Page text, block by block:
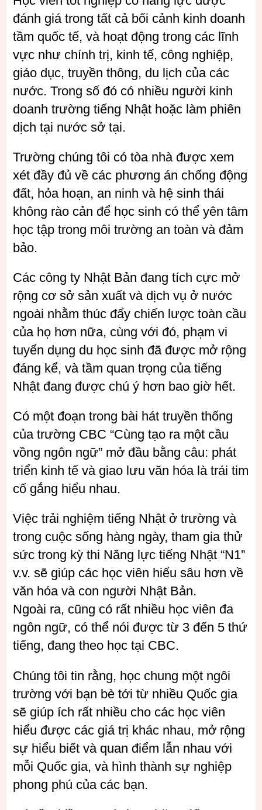
đánh giá trong tất cả bối cảnh kinh doanh
tầm quốc tế, và hoạt động trong các lĩnh
vực như chính trị, kinh tế, công nghiệp,
giáo dục, truyền thông, du lịch của các
nước. Trong số đó có nhiều người kinh
doanh trường tiếng Nhật hoặc làm phiên
dịch tại nước sở tại.
Trường chúng tôi có tòa nhà được xem
xét đầy đủ về các phương án chống động
đất, hỏa hoạn, an ninh và hệ sinh thái
không rào cản để học sinh có thể yên tâm
học tập trong môi trường an toàn và đảm
bảo.
Các công ty Nhật Bản đang tích cực mở
rộng cơ sở sản xuất và dịch vụ ở nước
ngoài nhằm thúc đẩy chiến lược toàn cầu
của họ hơn nữa, cùng với đó, phạm vi
tuyển dụng du học sinh đã được mở rộng
đáng kể, và tầm quan trọng của tiếng
Nhật đang được chú ý hơn bao giờ hết.
Có một đoạn trong bài hát truyền thống
của trường CBC “Cùng tạo ra một cầu
vồng ngôn ngữ” mở đầu bằng câu: phát
triển kinh tế và giao lưu văn hóa là trái tim
cố gắng hiểu nhau.
Việc trải nghiệm tiếng Nhật ở trường và
trong cuộc sống hàng ngày, tham gia thử
sức trong kỳ thi Năng lực tiếng Nhật “N1”
v.v. sẽ giúp các học viên hiểu sâu hơn về
văn hóa và con người Nhật Bản.
Ngoài ra, cũng có rất nhiều học viên đa
ngôn ngữ, có thể nói được từ 3 đến 5 thứ
tiếng, đang theo học tại CBC.
Chúng tôi tin rằng, học chung một ngôi
trường với bạn bè tới từ nhiều Quốc gia
sẽ giúp ích rất nhiều cho các học viên
hiểu được các giá trị khác nhau, mở rộng
sự hiểu biết và quan điểm lẫn nhau với
mỗi Quốc gia, và hình thành sự nghiệp
phong phú của các bạn.